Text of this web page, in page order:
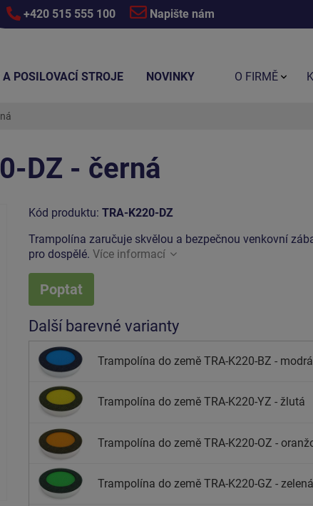
+420 515 555 100 Napište nám
DZ - černá
Kód produktu: TRA-K220-DZ
Trampolína zaručuje skvělou a bezpečnou venkovní
pro dospělé. Více informací
Poptat
Další barevné varianty
Trampolína do země TRA-K220-BZ - modrá
Trampolína do země TRA-K220-YZ - žlutá
Trampolína do země TRA-K220-OZ -
Trampolína do země TRA-K220-GZ - zelená
A POSILOVACÍ STROJE NOVINKY O FIRMĚ